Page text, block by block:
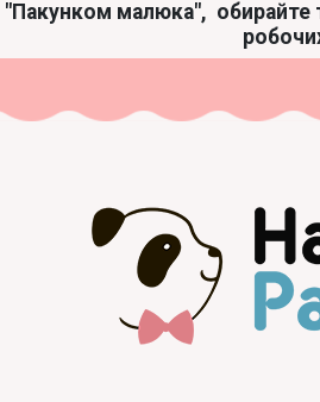
"Пакунком малюка", обирайте